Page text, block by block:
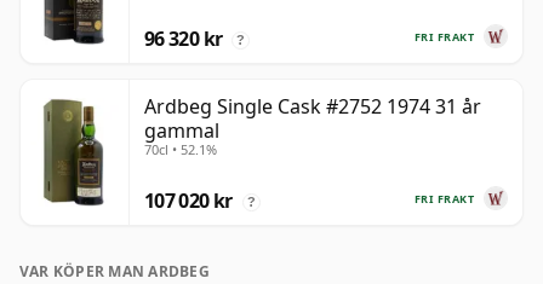
FRI FRAKT
96 320 kr ?
Ardbeg Single Cask #2752 1974 31 år
gammal
70cl • 52.1%
FRI FRAKT
107 020 kr ?
VAR KÖPER MAN ARDBEG